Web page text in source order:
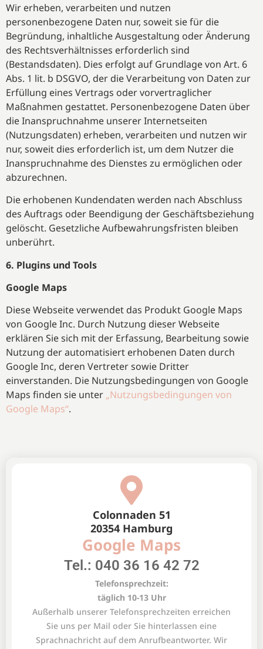
Wir erheben, verarbeiten und nutzen
personenbezogene Daten nur, soweit sie für die
Begründung, inhaltliche Ausgestaltung oder Änderung
des Rechtsverhältnisses erforderlich sind
(Bestandsdaten). Dies erfolgt auf Grundlage von Art. 6
Abs. 1 lit. b DSGVO, der die Verarbeitung von Daten zur
Erfüllung eines Vertrags oder vorvertraglicher
Maßnahmen gestattet. Personenbezogene Daten über
die Inanspruchnahme unserer Internetseiten
(Nutzungsdaten) erheben, verarbeiten und nutzen wir
nur, soweit dies erforderlich ist, um dem Nutzer die
Inanspruchnahme des Dienstes zu ermöglichen oder
abzurechnen.
Die erhobenen Kundendaten werden nach Abschluss
des Auftrags oder Beendigung der Geschäftsbeziehung
gelöscht. Gesetzliche Aufbewahrungsfristen bleiben
unberührt.
6. Plugins und Tools
Google Maps
Diese Webseite verwendet das Produkt Google Maps
von Google Inc. Durch Nutzung dieser Webseite
erklären Sie sich mit der Erfassung, Bearbeitung sowie
Nutzung der automatisiert erhobenen Daten durch
Google Inc, deren Vertreter sowie Dritter
einverstanden. Die Nutzungsbedingungen von Google
Maps finden sie unter „Nutzungsbedingungen von
Google Maps“.
Colonnaden 51
20354 Hamburg
Google Maps
Tel.: 040 36 16 42 72
Telefonsprechzeit:
täglich 10-13 Uhr
Außerhalb unserer Telefonsprechzeiten erreichen
Sie uns per Mail oder Sie hinterlassen eine
Sprachnachricht auf dem Anrufbeantworter. Wir